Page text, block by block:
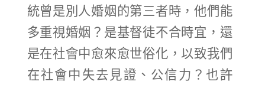
統曾是別人婚姻的第三者時，他們能
多重視婚姻？是基督徒不合時宜，還
是在社會中愈來愈世俗化，以致我們
在社會中失去見證、公信力？也許